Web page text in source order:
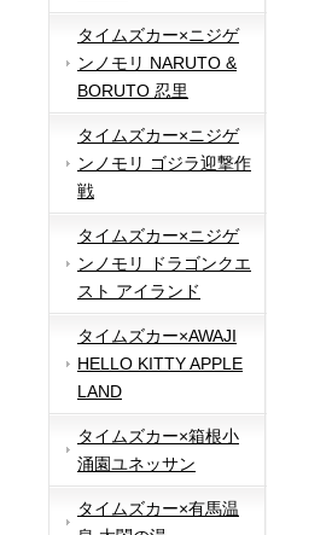
タイムズカー×ニジゲ
ンノモリ NARUTO &
BORUTO 忍里
タイムズカー×ニジゲ
ンノモリ ゴジラ迎撃作
戦
タイムズカー×ニジゲ
ンノモリ ドラゴンクエ
スト アイランド
タイムズカー×AWAJI
HELLO KITTY APPLE
LAND
タイムズカー×箱根小
涌園ユネッサン
タイムズカー×有馬温